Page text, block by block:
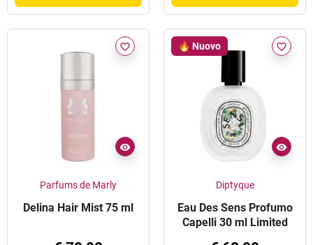
favorite_border
Parfums de Marly
Delina Hair Mist 75 ml
🔥 Nuovo favorite_border
Diptyque
Eau Des Sens Profumo
Capelli 30 ml Limited